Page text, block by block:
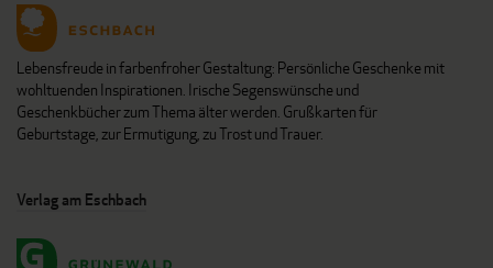
Lebensfreude in farbenfroher Gestaltung: Persönliche Geschenke mit
wohltuenden Inspirationen. Irische Segenswünsche und
Geschenkbücher zum Thema älter werden. Grußkarten für
Geburtstage, zur Ermutigung, zu Trost und Trauer.
Verlag am Eschbach